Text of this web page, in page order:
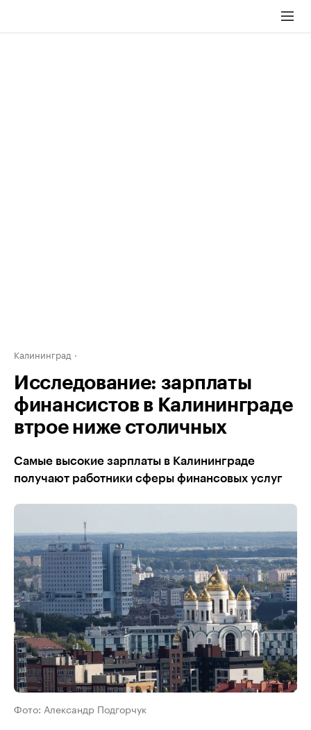
Калининград
Исследование: зарплаты
финансистов в Калининграде
втрое ниже столичных
Самые высокие зарплаты в Калининграде
получают работники сферы финансовых услуг
Фото: Александр Подгорчук